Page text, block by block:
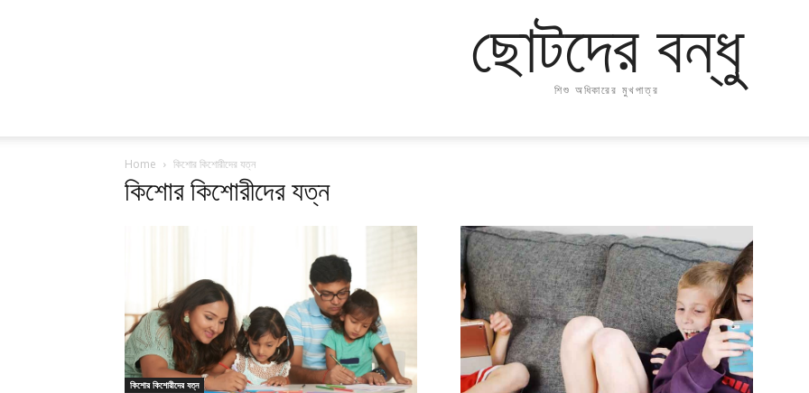
ছোটদের বন্ধু
শিশু অধিকারের মুখপাত্র
Home কিশোর কিশোরীদের যত্ন
কিশোর কিশোরীদের যত্ন
কিশোর কিশোরীদের যত্ন